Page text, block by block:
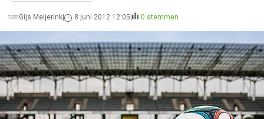
Gijs Meijerink 8 juni 2012 12:05 0 stemmen